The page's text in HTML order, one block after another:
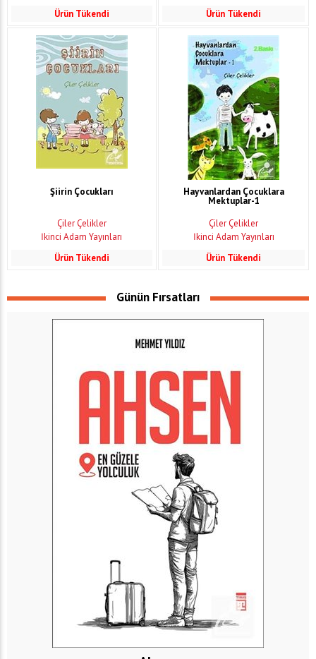
Ürün Tükendi
Ürün Tükendi
Şiirin Çocukları
Çiler Çelikler
İkinci Adam Yayınları
Ürün Tükendi
Hayvanlardan Çocuklara
Mektuplar-1
Çiler Çelikler
İkinci Adam Yayınları
Ürün Tükendi
Günün Fırsatları